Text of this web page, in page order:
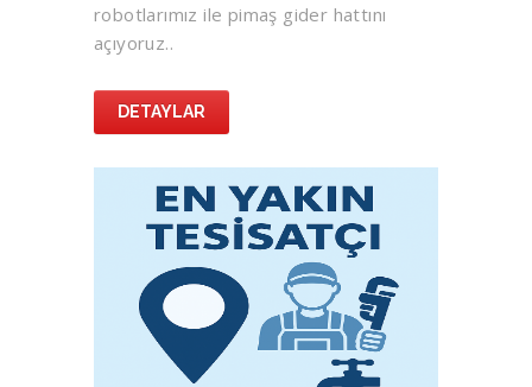
robotlarımız ile pimaş gider hattını
açıyoruz..
DETAYLAR